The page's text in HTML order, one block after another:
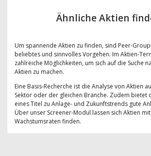
Ähnliche Aktien
Um spannende Aktien zu finden, sind Peer-
beliebtes und sinnvolles Vorgehen. Im Aktien-
zahlreiche Möglichkeiten, um sich auf die Suche
Aktien zu machen.
Eine Basis-Recherche ist die Analyse von Aktien
Sektor oder der gleichen Branche. Zudem bietet
eines Titel zu Anlage- und Zukunftstrends gute
Über unser Screener-Modul lassen sich Aktien
Wachstumsraten finden.